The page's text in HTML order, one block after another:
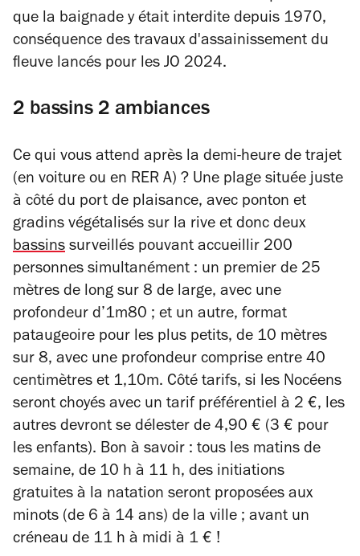
que la baignade y était interdite depuis 1970,
conséquence des travaux d'assainissement du
fleuve lancés pour les JO 2024.
2 bassins 2 ambiances
Ce qui vous attend après la demi-heure de trajet
(en voiture ou en RER A) ? Une plage située juste
à côté du port de plaisance, avec ponton et
gradins végétalisés sur la rive et donc deux
bassins surveillés pouvant accueillir 200
personnes simultanément : un premier de 25
mètres de long sur 8 de large, avec une
profondeur d’1m80 ; et un autre, format
pataugeoire pour les plus petits, de 10 mètres
sur 8, avec une profondeur comprise entre 40
centimètres et 1,10m. Côté tarifs, si les Nocéens
seront choyés avec un tarif préférentiel à 2 €, les
autres devront se délester de 4,90 € (3 € pour
les enfants). Bon à savoir : tous les matins de
semaine, de 10 h à 11 h, des initiations
gratuites à la natation seront proposées aux
minots (de 6 à 14 ans) de la ville ; avant un
créneau de 11 h à midi à 1 € !